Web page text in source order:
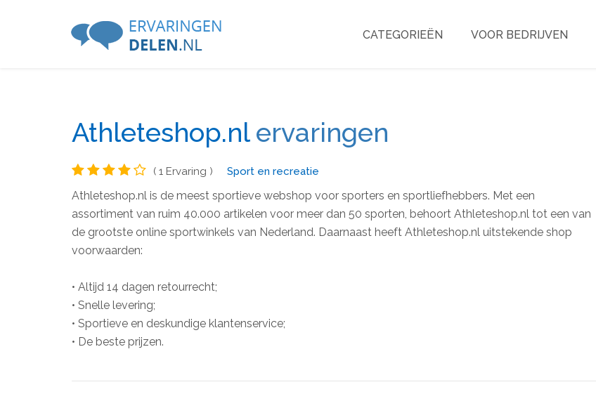
CATEGORIEËN VOOR BEDRIJVEN
Athleteshop.nlervaringen
( 1 Ervaring ) Sport en recreatie
Athleteshop.nl is de meest sportieve webshop voor sporters en sportliefhebbers. Met een
assortiment van ruim 40.000 artikelen voor meer dan 50 sporten, behoort Athleteshop.nl tot een van
de grootste online sportwinkels van Nederland. Daarnaast heeft Athleteshop.nl uitstekende shop
voorwaarden:
• Altijd 14 dagen retourrecht;
• Snelle levering;
• Sportieve en deskundige klantenservice;
• De beste prijzen.